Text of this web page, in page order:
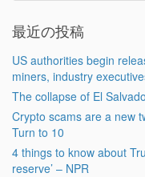
最近の投稿
US authorities begin
miners, industry
The collapse of El
Crypto scams are a new
Turn to 10
4 things to know about
reserve’ – NPR